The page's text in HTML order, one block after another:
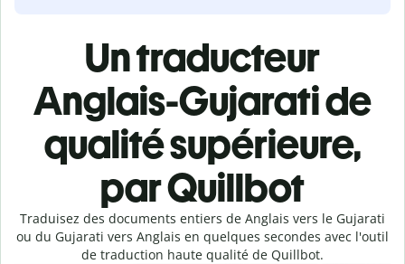
Un traducteur
Anglais-Gujarati de
qualité supérieure,
par Quillbot
Traduisez des documents entiers de Anglais vers le Gujarati
ou du Gujarati vers Anglais en quelques secondes avec l'outil
de traduction haute qualité de Quillbot.